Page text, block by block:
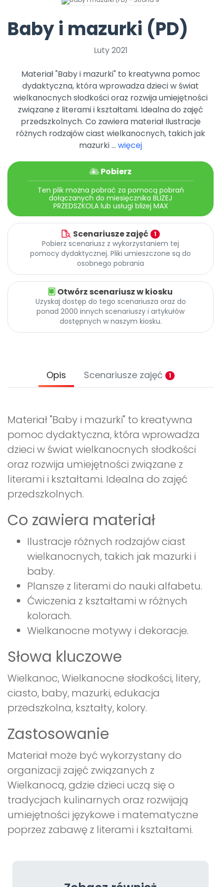
Archiwalne numery
Pomoc
Baby i mazurki (PD)
Luty 2021
Materiał "Baby i mazurki" to kreatywna pomoc
dydaktyczna, która wprowadza dzieci w świat
wielkanocnych słodkości oraz rozwija umiejętności
związane z literami i kształtami. Idealna do zajęć
przedszkolnych. Co zawiera materiał Ilustracje
różnych rodzajów ciast wielkanocnych, takich jak
mazurki ... więcej
Pobierz
Ten plik można pobrać za pomocą pobrań
dołączanych do miesięcznika BLIŻEJ
PRZEDSZKOLA lub usługi bliżej MAX
Scenariusze zajęć 1
Pobierz scenariusz z wykorzystaniem tej
pomocy dydaktycznej. Pliki umieszczone są do
osobnego pobrania
Otwórz scenariusz w kiosku
Uzyskaj dostęp do tego scenariusza oraz do
ponad 2000 innych scenariuszy i artykułów
dostępnych w naszym kiosku.
Opis Scenariusze zajęć 1
Materiał "Baby i mazurki" to kreatywna
pomoc dydaktyczna, która wprowadza
dzieci w świat wielkanocnych słodkości
oraz rozwija umiejętności związane z
literami i kształtami. Idealna do zajęć
przedszkolnych.
Co zawiera materiał
Ilustracje różnych rodzajów ciast
wielkanocnych, takich jak mazurki i
baby.
Plansze z literami do nauki alfabetu.
Ćwiczenia z kształtami w różnych
kolorach.
Wielkanocne motywy i dekoracje.
Słowa kluczowe
Wielkanoc, Wielkanocne słodkości, litery,
ciasto, baby, mazurki, edukacja
przedszkolna, kształty, kolory.
Zastosowanie
Materiał może być wykorzystany do
organizacji zajęć związanych z
Wielkanocą, gdzie dzieci uczą się o
tradycjach kulinarnych oraz rozwijają
umiejętności językowe i matematyczne
poprzez zabawę z literami i kształtami.